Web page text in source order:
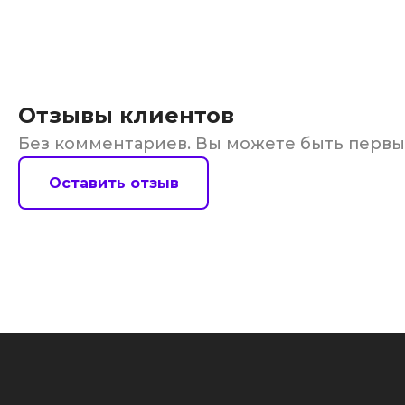
Отзывы клиентов
Без комментариев. Вы можете быть
Оставить отзыв